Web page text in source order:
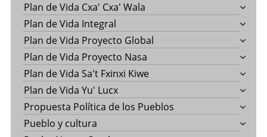
Plan de Vida Cxa' Cxa' Wala
Plan de Vida Integral
Plan de Vida Proyecto Global
Plan de Vida Proyecto Nasa
Plan de Vida Sa't Fxinxi Kiwe
Plan de Vida Yu' Lucx
Propuesta Política de los Pueblos
Pueblo y cultura